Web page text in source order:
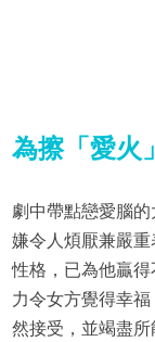
為擦「愛火
劇中帶點戀愛腦
嫌令人煩厭兼嚴
性格，已為他贏
力令女方覺得幸
然接受，並竭盡所